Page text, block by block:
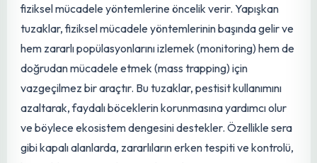
ekonomik zarar eşiğinin altında tutmayı hedefleyen,
çeşitli mücadele yöntemlerinin akılcı bir kombinasyonunu
içeren holistik bir yaklaşımdır. Kimyasal mücadeleyi son
çare olarak gören IPM, biyolojik, kültürel, mekanik ve
fiziksel mücadele yöntemlerine öncelik verir. Yapışkan
tuzaklar, fiziksel mücadele yöntemlerinin başında gelir ve
hem zararlı popülasyonlarını izlemek (monitoring) hem de
doğrudan mücadele etmek (mass trapping) için